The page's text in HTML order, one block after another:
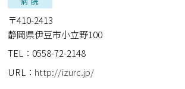
〒410-2413
静岡県伊豆市小立野100
TEL：0558-72-2148
URL： http://izurc.jp/